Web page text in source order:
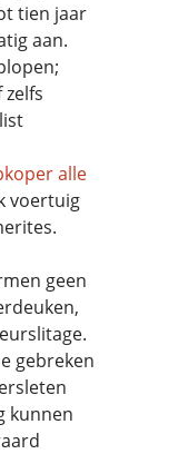
tien jaar
aan.
alle
voertuig
geen
gebreken
kunnen